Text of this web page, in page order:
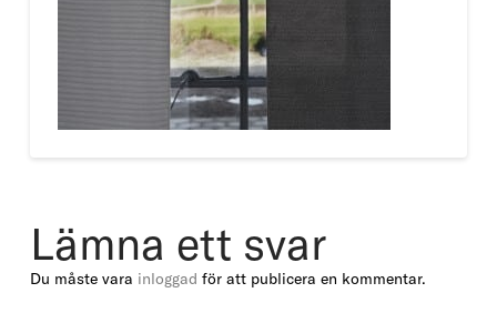
Lämna ett svar
Du måste vara inloggad för att publicera en kommentar.